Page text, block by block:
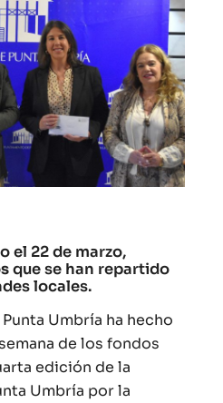
el 22 de marzo,
que se han repartido
locales.
Umbría ha hecho
de los fondos
edición de la
Umbría por la